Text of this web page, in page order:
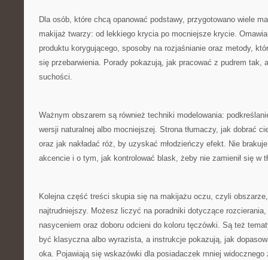
Dla osób, które chcą opanować podstawy, przygotowano wiele
makijaż twarzy: od lekkiego krycia po mocniejsze krycie.
produktu korygującego, sposoby na rozjaśnianie oraz metody,
się przebarwienia. Porady pokazują, jak pracować z pudrem tak,
suchości.
Ważnym obszarem są również techniki modelowania:
wersji naturalnej albo mocniejszej. Strona tłumaczy, jak dobrać
oraz jak nakładać róż, by uzyskać młodzieńczy efekt. Nie
akcencie i o tym, jak kontrolować blask, żeby nie zamienił się w
Kolejna część treści skupia się na makijażu oczu, czyli
najtrudniejszy. Możesz liczyć na poradniki dotyczące
nasyceniem oraz doboru odcieni do koloru tęczówki. Są też
być klasyczna albo wyrazista, a instrukcje pokazują, jak
oka. Pojawiają się wskazówki dla posiadaczek mniej widocznego